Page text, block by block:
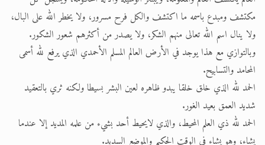
مكتشف ومبدع باسمه ما اكتشف والكل فرح مسرور، ولا يخطر الله على البال،
ولا ينال اسم الله تعالى منهم الشكر، ولا يصدر من أكثرهم شعور الشكور.
وبالتوازي مع هذا يوجد في الأرض العالم المسلم الأحمدي الذي يرفع لله أسمى
المحامد والتسابيح.
الحمد لله الذي خلق خلقا يبدو ظاهره لعين البشر بسيطا ولكنه ثري بالتعقيد
شديد العمق بعيد الغور.
الحمد لله ذي العلم المحيط، والذي لايحيط أحد بشيء من علمه المديد إلا عندما
يشاء، وهو يشاء في الوقت الحكيم والموضع السديد.